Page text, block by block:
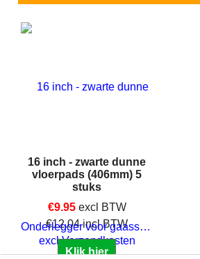
16 inch - zwarte dunne
vloerpads (406mm) 5
stuks
€9.95 excl BTW
€12.04 incl BTW
excl Verzendkosten
Onderlegger voor gaasschuurschijven
Klik hier